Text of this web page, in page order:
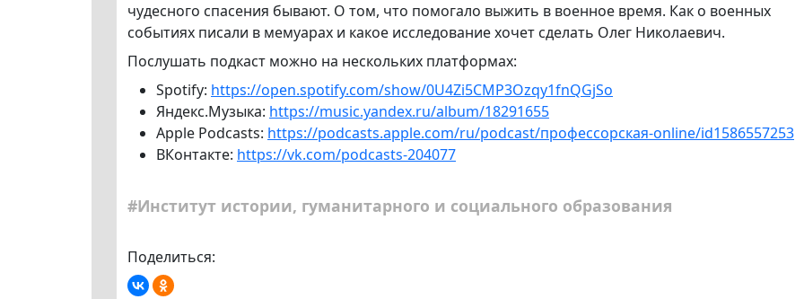
чудесного спасения бывают. О том, что помогало выжить в военное время. Как о военных
событиях писали в мемуарах и какое исследование хочет сделать Олег Николаевич.
Послушать подкаст можно на нескольких платформах:
Spotify: https://open.spotify.com/show/0U4Zi5CMP3Ozqy1fnQGjSo
Яндекс.Музыка: https://music.yandex.ru/album/18291655
Apple Podcasts: https://podcasts.apple.com/ru/podcast/профессорская-online/id1586557253
ВКонтакте: https://vk.com/podcasts-204077
#Институт истории, гуманитарного и социального образования
Поделиться: